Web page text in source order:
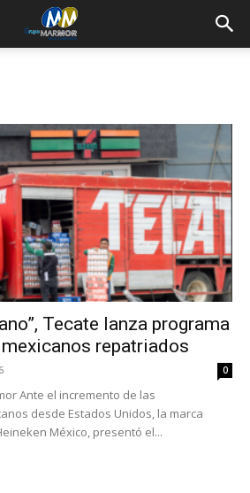
Tecate lanza programa
repatriados
0
Ante el incremento de las
desde Estados Unidos, la marca
México, presentó el...